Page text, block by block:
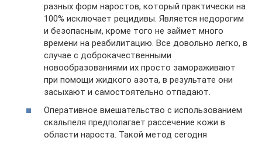
разных форм наростов, который практически на
100% исключает рецидивы. Является недорогим
и безопасным, кроме того не займет много
времени на реабилитацию. Все довольно легко, в
случае с доброкачественными
новообразованиями их просто замораживают
при помощи жидкого азота, в результате они
засыхают и самостоятельно отпадают.
Оперативное вмешательство с использованием
скальпеля предполагает рассечение кожи в
области нароста. Такой метод сегодня